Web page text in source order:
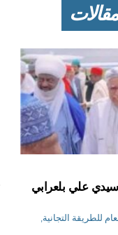
سيدي علي بلعرابي
للطريقة التجانية,